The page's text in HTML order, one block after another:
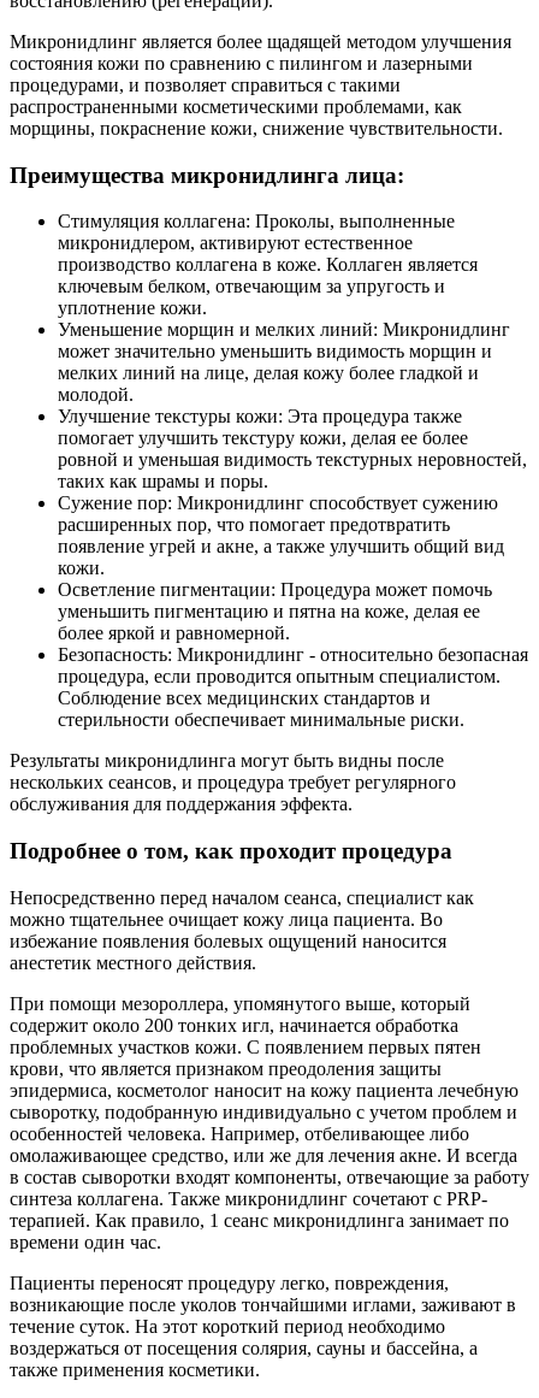
Микронидлинг является более щадящей методом улучшения
состояния кожи по сравнению с пилингом и лазерными
процедурами, и позволяет справиться с такими
распространенными косметическими проблемами, как
морщины, покраснение кожи, снижение чувствительности.
Преимущества микронидлинга лица:
Стимуляция коллагена: Проколы, выполненные
микронидлером, активируют естественное
производство коллагена в коже. Коллаген является
ключевым белком, отвечающим за упругость и
уплотнение кожи.
Уменьшение морщин и мелких линий: Микронидлинг
может значительно уменьшить видимость морщин и
мелких линий на лице, делая кожу более гладкой и
молодой.
Улучшение текстуры кожи: Эта процедура также
помогает улучшить текстуру кожи, делая ее более
ровной и уменьшая видимость текстурных неровностей,
таких как шрамы и поры.
Сужение пор: Микронидлинг способствует сужению
расширенных пор, что помогает предотвратить
появление угрей и акне, а также улучшить общий вид
кожи.
Осветление пигментации: Процедура может помочь
уменьшить пигментацию и пятна на коже, делая ее
более яркой и равномерной.
Безопасность: Микронидлинг - относительно безопасная
процедура, если проводится опытным специалистом.
Соблюдение всех медицинских стандартов и
стерильности обеспечивает минимальные риски.
Результаты микронидлинга могут быть видны после
нескольких сеансов, и процедура требует регулярного
обслуживания для поддержания эффекта.
Подробнее о том, как проходит процедура
Непосредственно перед началом сеанса, специалист как
можно тщательнее очищает кожу лица пациента. Во
избежание появления болевых ощущений наносится
анестетик местного действия.
При помощи мезороллера, упомянутого выше, который
содержит около 200 тонких игл, начинается обработка
проблемных участков кожи. С появлением первых пятен
крови, что является признаком преодоления защиты
эпидермиса, косметолог наносит на кожу пациента лечебную
сыворотку, подобранную индивидуально с учетом проблем и
особенностей человека. Например, отбеливающее либо
омолаживающее средство, или же для лечения акне. И всегда
в состав сыворотки входят компоненты, отвечающие за работу
синтеза коллагена. Также микронидлинг сочетают с PRP-
терапией. Как правило, 1 сеанс микронидлинга занимает по
времени один час.
Пациенты переносят процедуру легко, повреждения,
возникающие после уколов тончайшими иглами, заживают в
течение суток. На этот короткий период необходимо
воздержаться от посещения солярия, сауны и бассейна, а
также применения косметики.